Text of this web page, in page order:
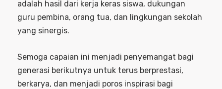
adalah hasil dari kerja keras siswa, dukungan
guru pembina, orang tua, dan lingkungan sekolah
yang sinergis.
Semoga capaian ini menjadi penyemangat bagi
generasi berikutnya untuk terus berprestasi,
berkarya, dan menjadi poros inspirasi bagi